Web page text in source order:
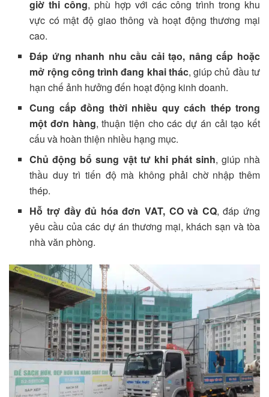
giờ thi công, phù hợp với các công trình trong khu
vực có mật độ giao thông và hoạt động thương mại
cao.
Đáp ứng nhanh nhu cầu cải tạo, nâng cấp hoặc
mở rộng công trình đang khai thác, giúp chủ đầu tư
hạn chế ảnh hưởng đến hoạt động kinh doanh.
Cung cấp đồng thời nhiều quy cách thép trong
một đơn hàng, thuận tiện cho các dự án cải tạo kết
cấu và hoàn thiện nhiều hạng mục.
Chủ động bổ sung vật tư khi phát sinh, giúp nhà
thầu duy trì tiến độ mà không phải chờ nhập thêm
thép.
Hỗ trợ đầy đủ hóa đơn VAT, CO và CQ, đáp ứng
yêu cầu của các dự án thương mại, khách sạn và tòa
nhà văn phòng.